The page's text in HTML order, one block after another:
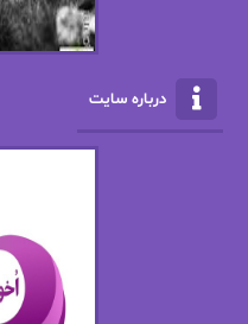
الناز محمدی
درباره سایت